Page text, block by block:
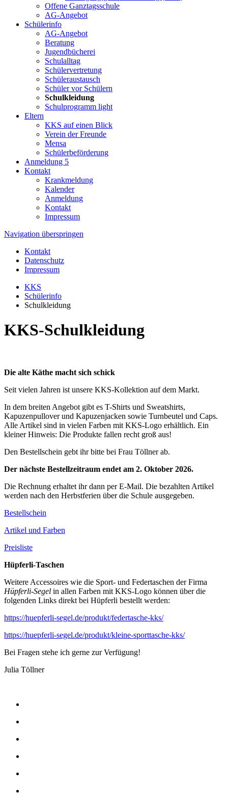
Offene Ganztagsschule
AG-Angebot
Schülerinfo
AG-Angebot
Beratung
Jugendbücherei
Schulalltag
Schülervertretung
Schüleraustausch
Schüler vor Schülern
Schulkleidung
Schulprogramm light
Eltern
KKS auf einen Blick
Verein der Freunde
Mensa
Schülerbeförderung
Anmeldung 5
Kontakt
Krankmeldung
Kalender
Anmeldung
Kontakt
Impressum
Navigation überspringen
Kontakt
Datenschutz
Impressum
KKS
Schülerinfo
Schulkleidung
KKS-Schulkleidung
Die alte Käthe macht sich schick
Seit vielen Jahren ist unsere KKS-Kollektion auf dem Markt.
In dem breiten Angebot gibt es T-Shirts und Sweatshirts,
Kapuzenpullover und Kapuzenjacken sowie Turnbeutel und Caps.
Alle Artikel sind in vielen Farben mit KKS-Logo erhältlich. Ein
kleiner Hinweis: Die Produkte fallen recht groß aus!
Den Bestellschein gebt ihr bitte bei Frau Töllner ab.
Der nächste Bestellzeitraum endet am 2. Oktober 2026.
Die Rechnung erhaltet ihr dann per E-Mail. Die bezahlten Artikel
werden nach den Herbstferien über die Schule ausgegeben.
Bestellschein
Artikel und Farben
Preisliste
Hüpferli-Taschen
Weitere Accessoires wie die Sport- und Federtaschen der Firma
Hüpferli-Segel in allen Farben mit KKS-Logo können über die
folgenden Links direkt bei Hüpferli bestellt werden:
https://huepferli-segel.de/produkt/federtasche-kks/
https://huepferli-segel.de/produkt/kleine-sporttasche-kks/
Bei Fragen stehe ich gerne zur Verfügung!
Julia Töllner